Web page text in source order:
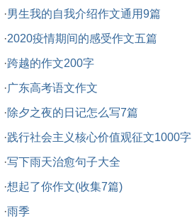
·男生我的自我介绍作文通用9篇
·2020疫情期间的感受作文五篇
·跨越的作文200字
·广东高考语文作文
·除夕之夜的日记怎么写7篇
·践行社会主义核心价值观征文1000字
·写下雨天治愈句子大全
·想起了你作文(收集7篇)
·雨季